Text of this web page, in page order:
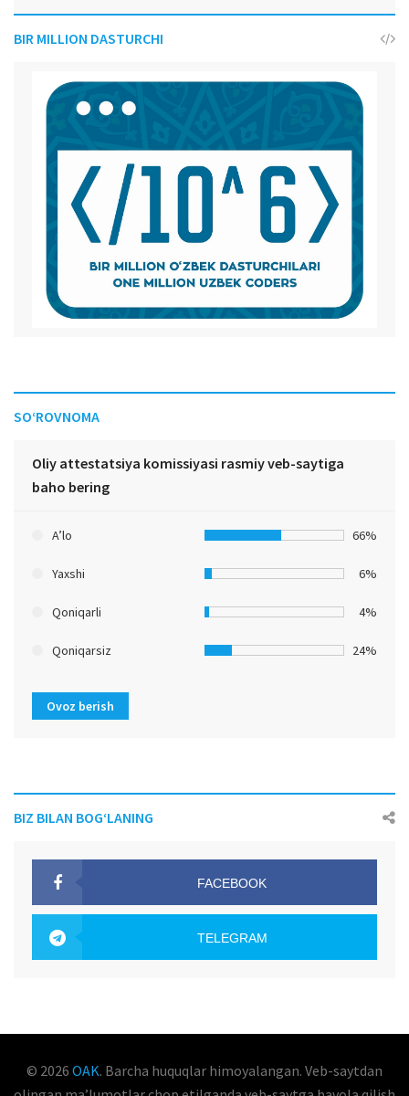
BIR MILLION DASTURCHI
SO‘ROVNOMA
Oliy attestatsiya komissiyasi rasmiy veb-saytiga
baho bering
A’lo 66%
Yaxshi 6%
Qoniqarli 4%
Qoniqarsiz 24%
Ovoz berish
BIZ BILAN BOG‘LANING
FACEBOOK
TELEGRAM
© 2026 OAK. Barcha huquqlar himoyalangan. Veb-saytdan